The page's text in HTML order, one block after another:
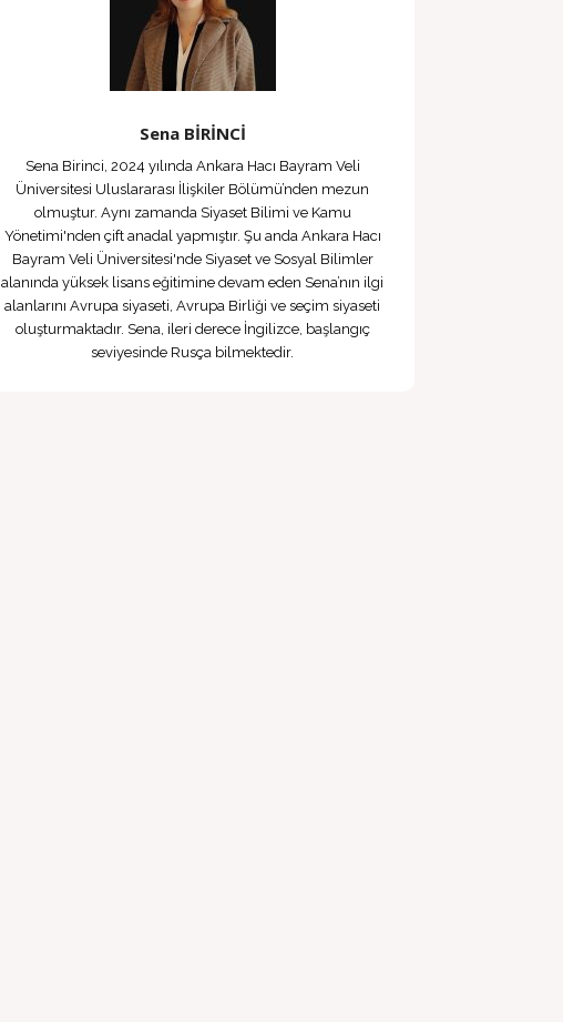
Sena BİRİNCİ
Sena Birinci, 2024 yılında Ankara Hacı Bayram Veli
Üniversitesi Uluslararası İlişkiler Bölümü’nden mezun
olmuştur. Aynı zamanda Siyaset Bilimi ve Kamu
Yönetimi'nden çift anadal yapmıştır. Şu anda Ankara Hacı
Bayram Veli Üniversitesi'nde Siyaset ve Sosyal Bilimler
alanında yüksek lisans eğitimine devam eden Sena’nın ilgi
alanlarını Avrupa siyaseti, Avrupa Birliği ve seçim siyaseti
oluşturmaktadır. Sena, ileri derece İngilizce, başlangıç
seviyesinde Rusça bilmektedir.